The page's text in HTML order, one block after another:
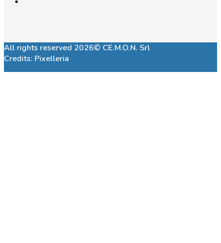
All rights reserved 2026© CE.M.O.N. Srl
Credits: Pixelleria